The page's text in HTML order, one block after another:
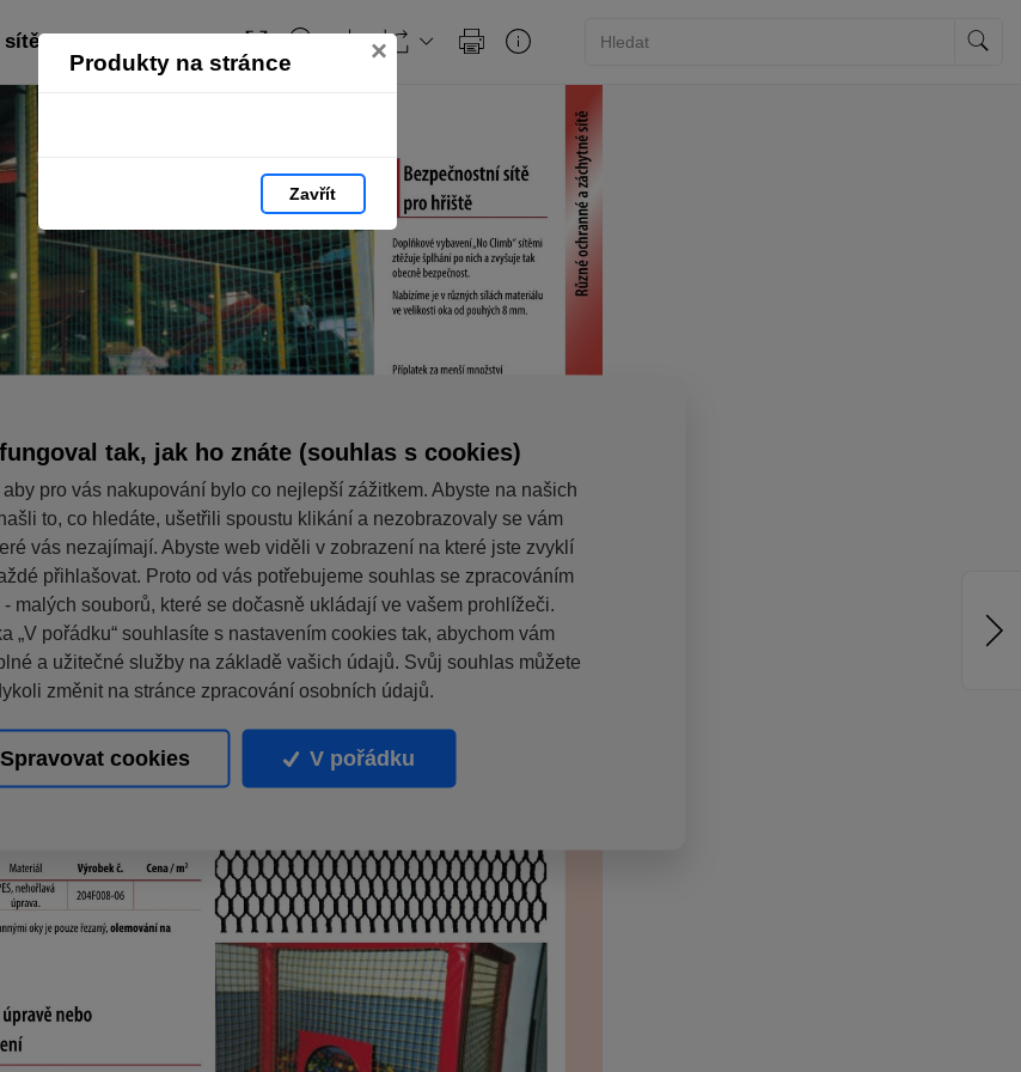
Produkty na stránce ×
Zavřít
strana 63
tak, jak ho znáte (souhlas s cookies)
pro vás nakupování bylo co nejlepší zážitkem. Abyste na našich
to, co hledáte, ušetřili spoustu klikání a nezobrazovaly se vám
vás nezajímají. Abyste web viděli v zobrazení na které jste zvyklí
přihlašovat. Proto od vás potřebujeme souhlas se zpracováním
malých souborů, které se dočasně ukládají ve vašem prohlížeči.
„V pořádku“ souhlasíte s nastavením cookies tak, abychom vám
a užitečné služby na základě vašich údajů. Svůj souhlas můžete
změnit na stránce zpracování osobních údajů.
Spravovat cookies V pořádku